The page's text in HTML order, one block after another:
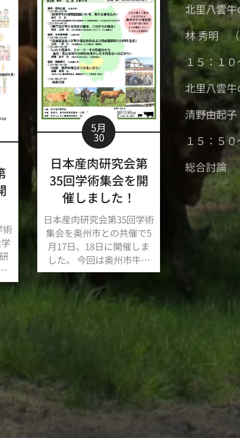
術
は
次
繋
5月
30
日本産肉研究会第
35回学術集会を開
催しました！
日本産肉研究会第35回学術
集会を奥州市との共催で5
月17日、18日に開催しま
した。 今回は奥州市牛の
博物館30周年を記念した合
同シンポジウムを開催しま
した。 会を開催し、終了
に牛の博物館さまのスタッ
す。 この場を借りて御礼申
北里八雲
林 秀明 （
１５：１０
北里八雲牛
清野由起
１５：５
総合討論